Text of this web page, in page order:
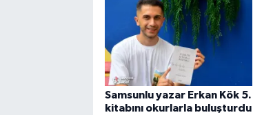
Samsunlu yazar Erkan Kök 5.
kitabını okurlarla buluşturdu